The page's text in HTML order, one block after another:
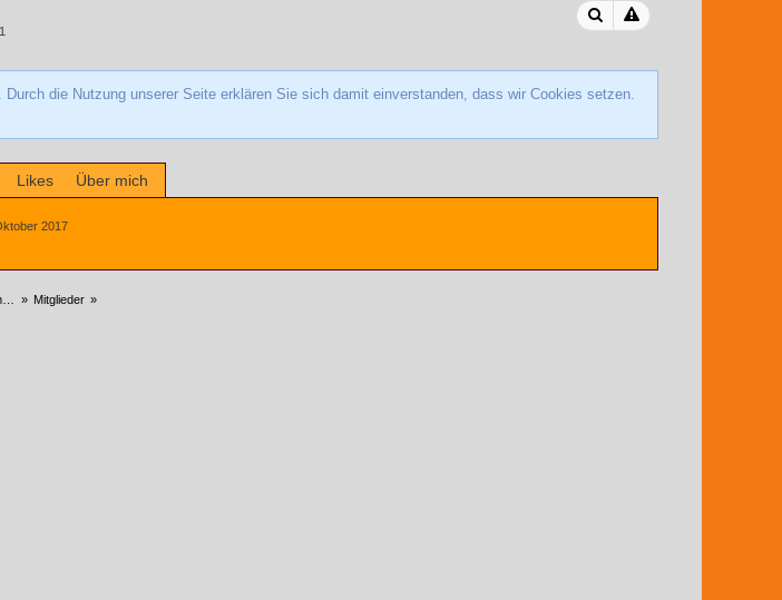
Durch die Nutzung unserer Seite erklären Sie sich damit einverstanden, dass wir Cookies setzen.
Likes Über mich
2017
» Mitglieder »